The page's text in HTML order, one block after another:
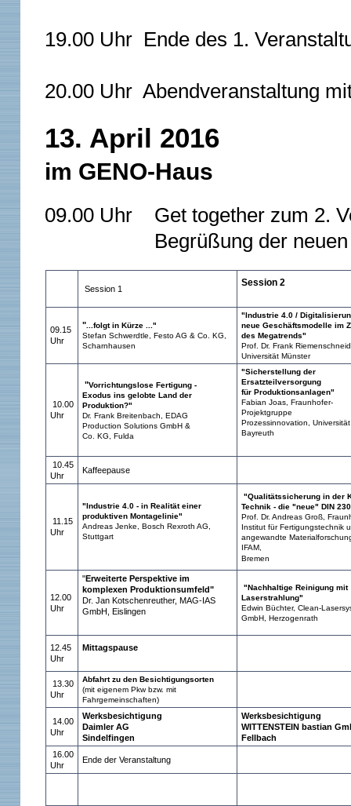
19.00 Uhr Ende des 1.
20.00 Uhr Abendveranstaltung
13. April 2016
im GENO-Haus
09.00 Uhr Get together zum 2.
Begrüßung der
Session 1
Session 2
09.15
Uhr
"...folgt in Kürze ..."
Stefan Schwerdtle, Festo AG & Co. KG,
Scharnhausen
"Industrie 4.0 /
neue Geschäftsmodelle im
des Megatrends"
Prof. Dr. Frank
Universität Münster
10.00
Uhr
"Vorrichtungslose Fertigung -
Exodus ins gelobte Land der
Produktion?"
Dr. Frank Breitenbach, EDAG
Production Solutions GmbH &
Co. KG, Fulda
"Sicherstellung der
Ersatzteilversorgung
für Produktionsanlagen"
Fabian Joas, Fraunhofer-
Projektgruppe
Prozessinnovation, Universität
Bayreuth
10.45
Uhr
Kaffeepause
11.15
Uhr
"Industrie 4.0 - in Realität einer
produktiven Montagelinie"
Andreas Jenke, Bosch Rexroth AG,
Stuttgart
"Qualitätssicherung in der
Technik - die "neue" DIN
Prof. Dr. Andreas Groß,
Institut für Fertigungstechnik
angewandte
IFAM,
Bremen
12.00
Uhr
"Erweiterte Perspektive im
komplexen Produktionsumfeld"
Dr. Jan Kotschenreuther, MAG-IAS
GmbH, Eislingen
"Nachhaltige Reinigung mit
Laserstrahlung"
Edwin Büchter, Clean-
GmbH, Herzogenrath
12.45
Uhr
Mittagspause
13.30
Uhr
Abfahrt zu den Besichtigungsorten
(mit eigenem Pkw bzw. mit
Fahrgemeinschaften)
14.00
Uhr
Werksbesichtigung
Daimler AG
Sindelfingen
Werksbesichtigung
WITTENSTEIN bastian
Fellbach
16.00
Uhr
Ende der Veranstaltung